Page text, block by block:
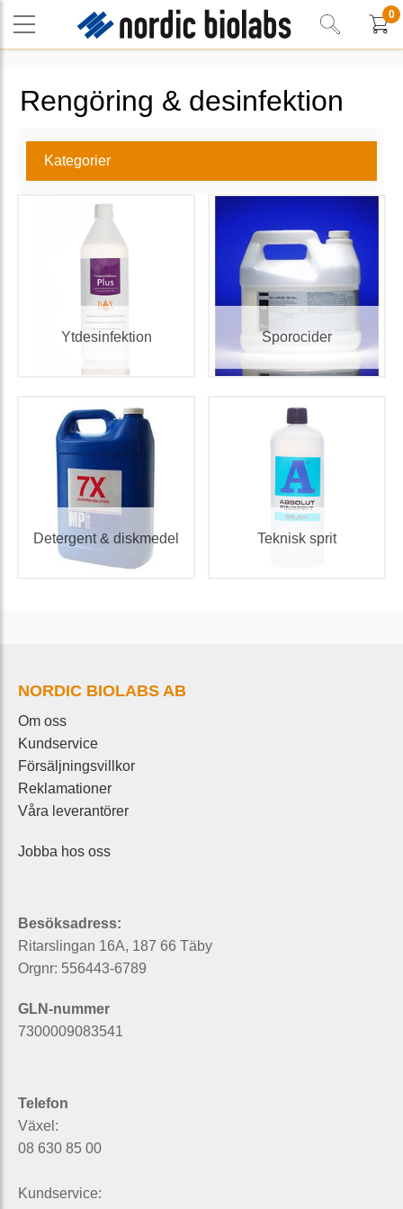
0
Rengöring & desinfektion
Kategorier
Ytdesinfektion Sporocider
Detergent & diskmedel Teknisk sprit
NORDIC BIOLABS AB
Om oss
Kundservice
Försäljningsvillkor
Reklamationer
Våra leverantörer
Jobba hos oss
Besöksadress:
Ritarslingan 16A, 187 66 Täby
Orgnr: 556443-6789
GLN-nummer
7300009083541
Telefon
Växel:
08 630 85 00
Kundservice: